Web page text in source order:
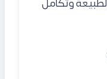
وتكامل